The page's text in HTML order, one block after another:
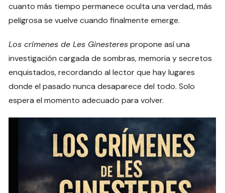
cuanto más tiempo permanece oculta una verdad, más
peligrosa se vuelve cuando finalmente emerge.
Los crímenes de Les Ginesterespropone así una
investigación cargada de sombras, memoria y secretos
enquistados, recordando al lector que hay lugares
donde el pasado nunca desaparece del todo. Solo
espera el momento adecuado para volver.